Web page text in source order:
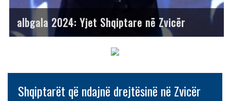
albgala 2024: Yjet Shqiptare në Zvicër
Shqiptarët që ndajnë drejtësinë në Zvicër